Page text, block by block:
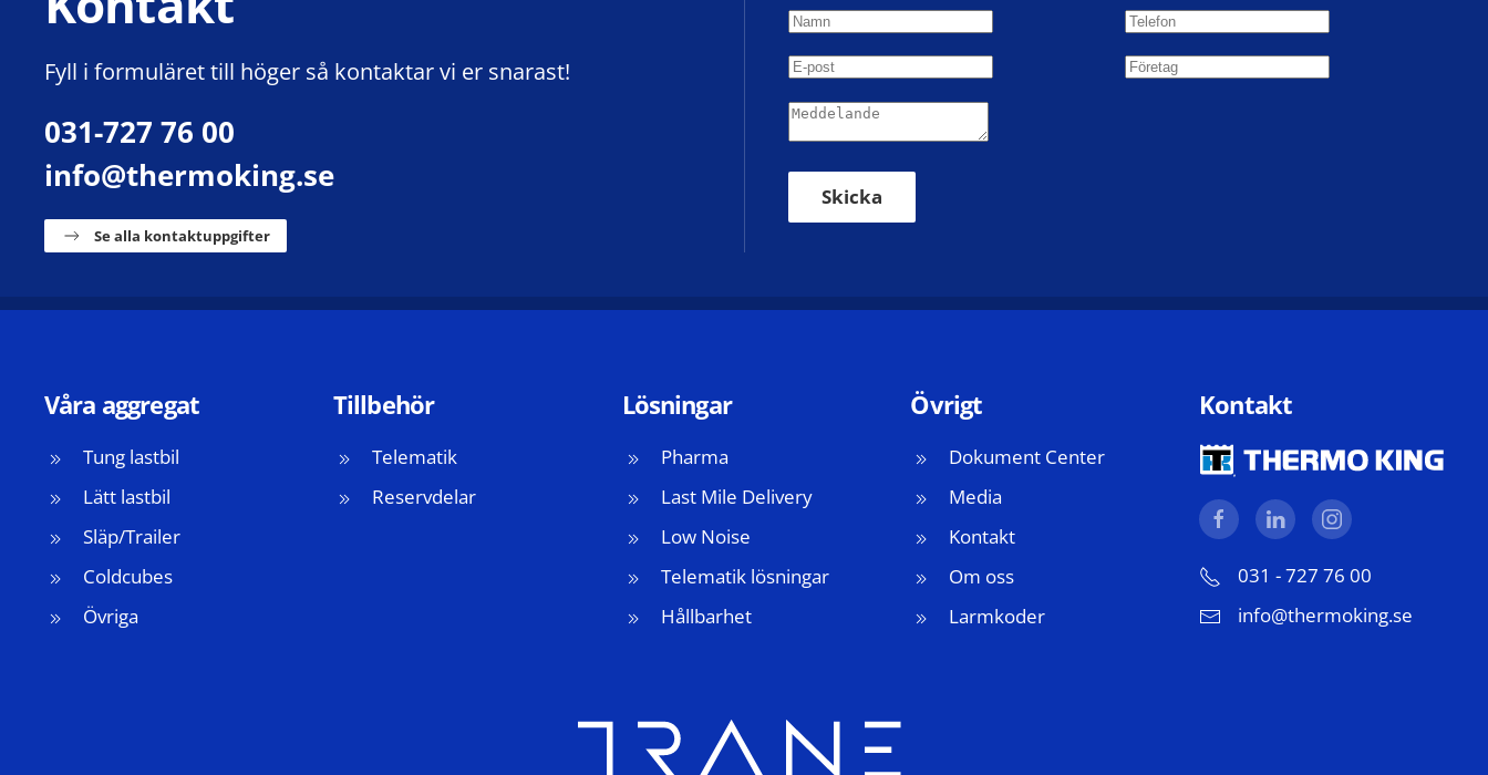
Fyll i formuläret till höger så kontaktar vi er snarast!
031-727 76 00
info@thermoking.se
Se alla kontaktuppgifter
Skicka
Våra aggregat
Tung lastbil
Lätt lastbil
Släp/Trailer
Coldcubes
Övriga
Tillbehör
Telematik
Reservdelar
Lösningar
Pharma
Last Mile Delivery
Low Noise
Telematik lösningar
Hållbarhet
Övrigt
Dokument Center
Media
Kontakt
Om oss
Larmkoder
Kontakt
031 - 727 76 00
info@thermoking.se